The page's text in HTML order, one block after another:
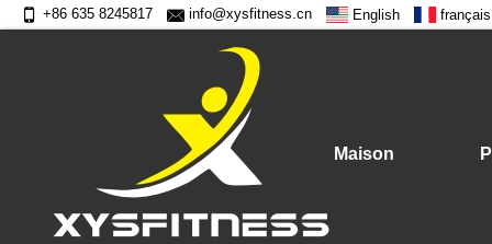
+86 635 8245817 info@xysfitness.cn English français
Maison